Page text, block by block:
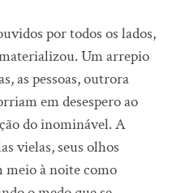
por todos os lados,
Um arrepio
as pessoas, outrora
em desespero ao
do inominável. A
vielas, seus olhos
à noite como